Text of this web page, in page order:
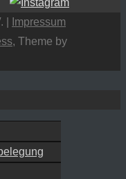
|
Impressum
, Theme by